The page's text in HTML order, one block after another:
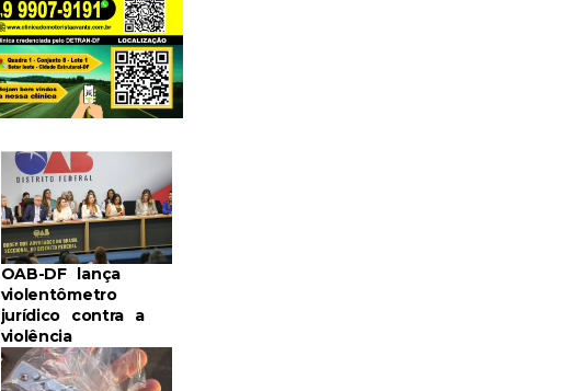
OAB-DF lança
violentômetro
jurídico contra a
violência